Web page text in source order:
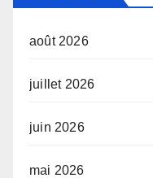
août 2026
juillet 2026
juin 2026
mai 2026